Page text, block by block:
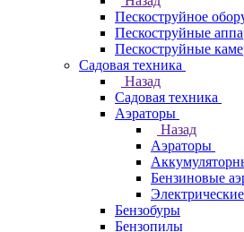
Пескоструйное
Пескоструйные
Пескоструйные
Садовая техника
Назад
Садовая техника
Аэраторы
Назад
Аэраторы
Бензиновые
Электрические
Бензобуры
Бензопилы